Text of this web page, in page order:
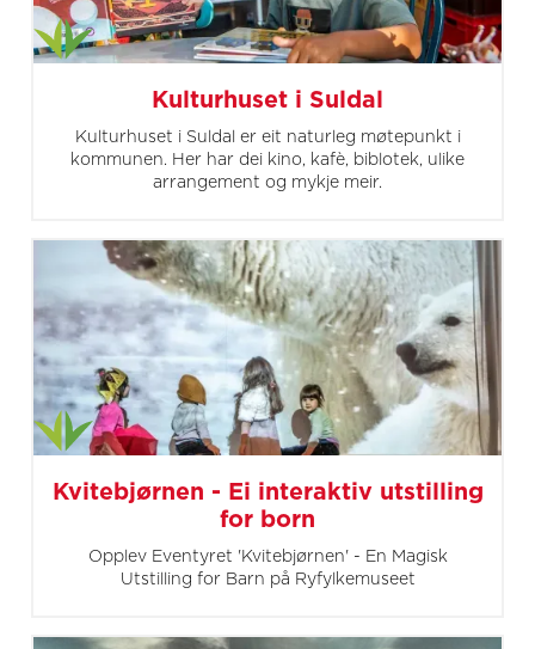
Kulturhuset i Suldal
Kulturhuset i Suldal er eit naturleg møtepunkt i
kommunen. Her har dei kino, kafè, biblotek, ulike
arrangement og mykje meir.
Kvitebjørnen - Ei interaktiv utstilling
for born
Opplev Eventyret 'Kvitebjørnen' - En Magisk
Utstilling for Barn på Ryfylkemuseet